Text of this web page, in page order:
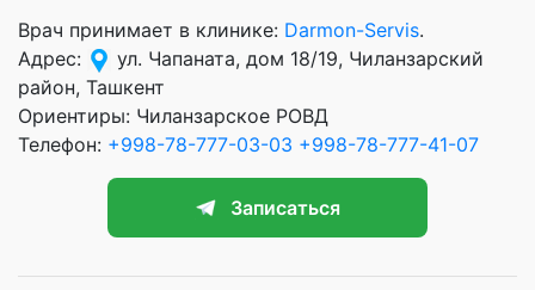
Врач принимает в клинике: Darmon-Servis.
Адрес:
ул. Чапаната, дом 18/19, Чиланзарский
район, Ташкент
Ориентиры: Чиланзарское РОВД
Телефон: +998-78-777-03-03 +998-78-777-41-07
Записаться